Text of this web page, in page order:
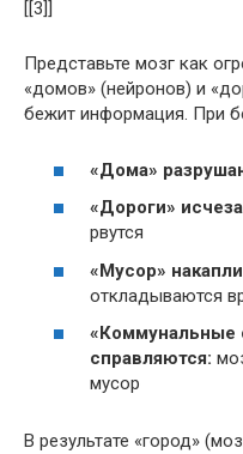
[[3]]
Представьте мозг как
«домов» (нейронов) и
бежит информация. При
«Дома»
«Дороги»
рвутся
«Мусор»
откладываются
«Коммунальные
справляются:
мусор
В результате «город»